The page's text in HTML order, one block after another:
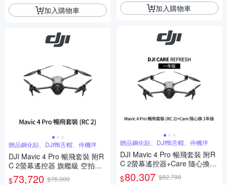
加入購物車
贈品鋼化貼、DJI鴨舌帽、停機坪
DJI Mavic 4 Pro 暢飛套裝 附R
C 2螢幕遙控器 旗艦級 空拍機
(聯強公司貨)
$73,720 $76,000
加入購物車
贈品鋼化貼、DJI鴨舌帽、停機坪
DJI Mavic 4 Pro 暢飛套裝 附R
C 2螢幕遙控器+Care 隨心換 1
年版 (聯強公司貨)
$80,307 $82,790